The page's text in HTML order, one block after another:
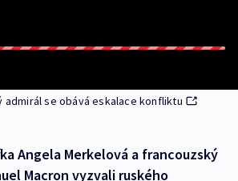
admirál se obává eskalace konfliktu
Angela Merkelová a francouzský
Macron vyzvali ruského